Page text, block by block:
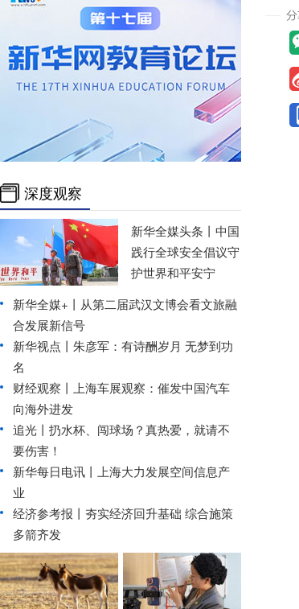
深度观察
新华全媒头条丨 中国
践行全球安全倡议守
护世界和平安宁
新华全媒+丨 从第二届武汉文博会看文旅融
合发展新信号
新华视点丨 朱彦军：有诗酬岁月 无梦到功
名
财经观察丨
上海车展观察：催发中国汽车
向海外进发
追光丨 扔水杯、闯球场？真热爱，就请不
要伤害！
新华每日电讯丨
上海大力发展空间信息产
业
经济参考报丨 夯实经济回升基础 综合施策
多箭齐发